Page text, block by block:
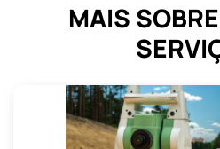
MAIS